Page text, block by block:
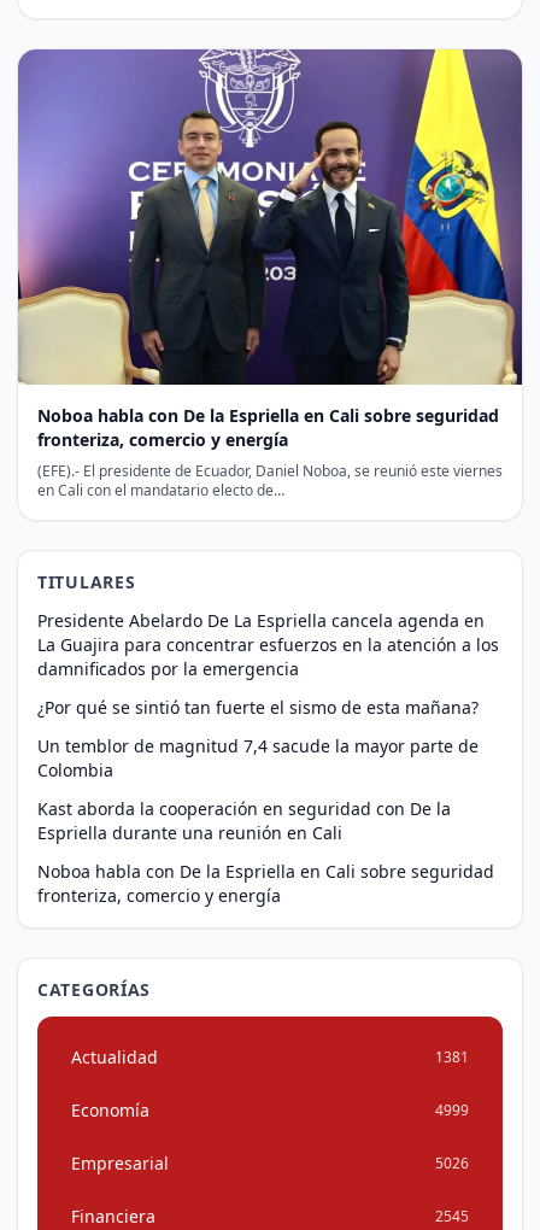
Noboa habla con De la Espriella en Cali sobre seguridad
fronteriza, comercio y energía
(EFE).- El presidente de Ecuador, Daniel Noboa, se reunió este viernes
en Cali con el mandatario electo de…
TITULARES
Presidente Abelardo De La Espriella cancela agenda en
La Guajira para concentrar esfuerzos en la atención a los
damnificados por la emergencia
¿Por qué se sintió tan fuerte el sismo de esta mañana?
Un temblor de magnitud 7,4 sacude la mayor parte de
Colombia
Kast aborda la cooperación en seguridad con De la
Espriella durante una reunión en Cali
Noboa habla con De la Espriella en Cali sobre seguridad
fronteriza, comercio y energía
CATEGORÍAS
Actualidad 1381
Economía 4999
Empresarial 5026
Financiera 2545